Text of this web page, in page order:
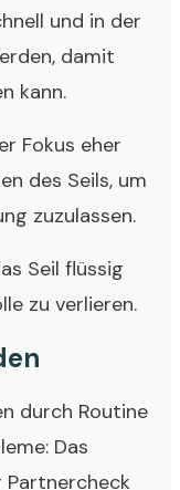
und in der
damit
kann.
Fokus eher
des Seils, um
zuzulassen.
Seil flüssig
zu verlieren.
durch Routine
Das
Partnercheck